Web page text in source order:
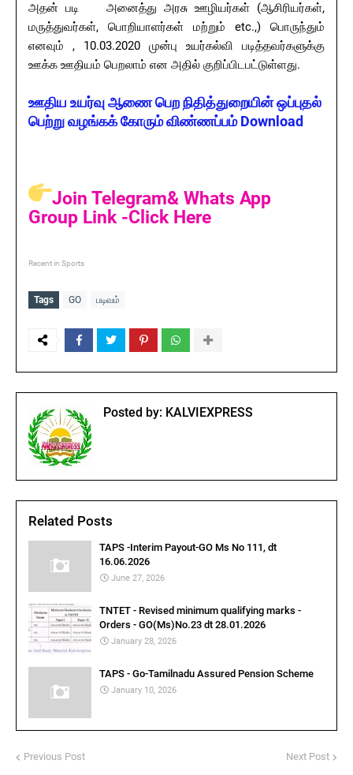
அதன் படி அனைத்து அரசு ஊழியர்கள் (ஆசிரியர்கள்,
மருத்துவர்கள், பொறியாளர்கள் மற்றும் etc.,) பொருந்தும்
எனவும் , 10.03.2020 முன்பு உயர்கல்வி படித்தவர்களுக்கு
ஊக்க ஊதியம் பெறலாம் என அதில் குறிப்பிடபட்டுள்ளது.
ஊதிய உயர்வு ஆணை பெற நிதித்துறையின் ஒப்புதல்
பெற்று வழங்கக் கோரும் விண்ணப்பம் Download
Join Telegram& Whats App
Group Link -Click Here
Recent in Sports
Tags GO படிவம்
Posted by: KALVIEXPRESS
Related Posts
TAPS -Interim Payout-GO Ms No 111, dt
16.06.2026
June 27, 2026
TNTET - Revised minimum qualifying marks -
Orders - GO(Ms)No.23 dt 28.01.2026
January 28, 2026
TAPS - Go-Tamilnadu Assured Pension Scheme
January 10, 2026
Previous Post Next Post